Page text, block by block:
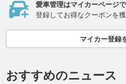
愛車管理はマイカーページで
登録してお得なクーポンを
マイカー登録
おすすめのニュース